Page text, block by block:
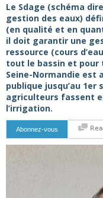
Le Sdage (schéma
gestion des eaux)
(en qualité et en
il doit garantir une
ressource (cours
tout le bassin et pour
Seine-Normandie
publique jusqu’au
agriculteurs fassent
l’irrigation.
Abonnez-vous